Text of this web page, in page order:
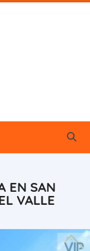
EN SAN
VALLE